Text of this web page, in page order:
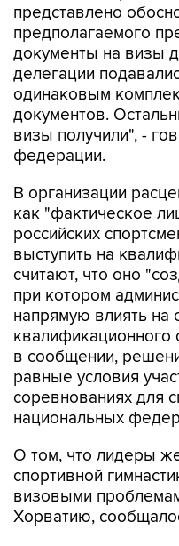
документы на визы
делегации
одинаковым
документов.
визы получили", -
федерации.
В организации
российских
выступить на
считают, что оно
при котором
напрямую влиять на
квалификационного
в сообщении,
равные условия
соревнованиях для
национальных
О том, что лидеры
визовыми
Хорватию,
ЧЕ в Загребе